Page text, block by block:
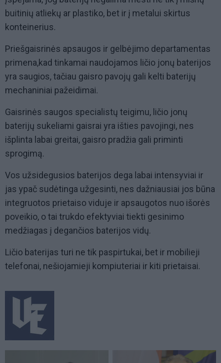
buitinių atliekų ar plastiko, bet ir į metalui skirtus
konteinerius.
Priešgaisrinės apsaugos ir gelbėjimo departamentas
primena,kad tinkamai naudojamos ličio jonų baterijos
yra saugios, tačiau gaisro pavojų gali kelti baterijų
mechaniniai pažeidimai.
Gaisrinės saugos specialistų teigimu, ličio jonų
baterijų sukeliami gaisrai yra išties pavojingi, nes
išplinta labai greitai, gaisro pradžia gali priminti
sprogimą.
Vos užsidegusios baterijos dega labai intensyviai ir
jas ypač sudėtinga užgesinti, nes dažniausiai jos būna
integruotos prietaiso viduje ir apsaugotos nuo išorės
poveikio, o tai trukdo efektyviai tiekti gesinimo
medžiagas į degančios baterijos vidų.
Ličio baterijas turi ne tik paspirtukai, bet ir mobilieji
telefonai, nešiojamieji kompiuteriai ir kiti prietaisai.